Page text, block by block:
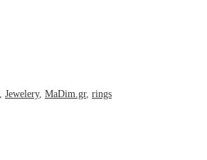
Jewelery, MaDim.gr, rings